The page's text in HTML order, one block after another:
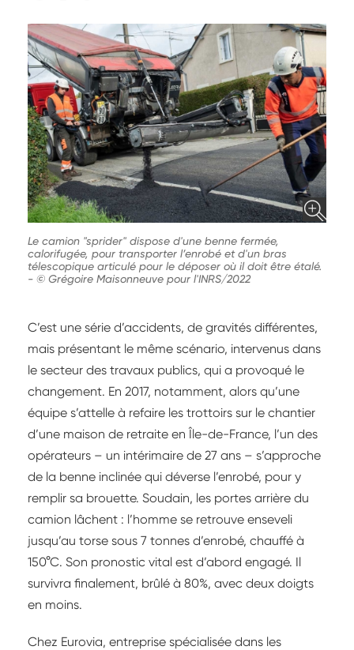
Le camion "sprider" dispose d'une benne fermée,
calorifugée, pour transporter l’enrobé et d'un bras
télescopique articulé pour le déposer où il doit être étalé.
- © Grégoire Maisonneuve pour l'INRS/2022
C’est une série d’accidents, de gravités différentes,
mais présentant le même scénario, intervenus dans
le secteur des travaux publics, qui a provoqué le
changement. En 2017, notamment, alors qu’une
équipe s’attelle à refaire les trottoirs sur le chantier
d’une maison de retraite en Île-de-France, l’un des
opérateurs – un intérimaire de 27 ans – s’approche
de la benne inclinée qui déverse l’enrobé, pour y
remplir sa brouette. Soudain, les portes arrière du
camion lâchent : l’homme se retrouve enseveli
jusqu’au torse sous 7 tonnes d’enrobé, chauffé à
150°C. Son pronostic vital est d’abord engagé. Il
survivra finalement, brûlé à 80%, avec deux doigts
en moins.
Chez Eurovia, entreprise spécialisée dans les